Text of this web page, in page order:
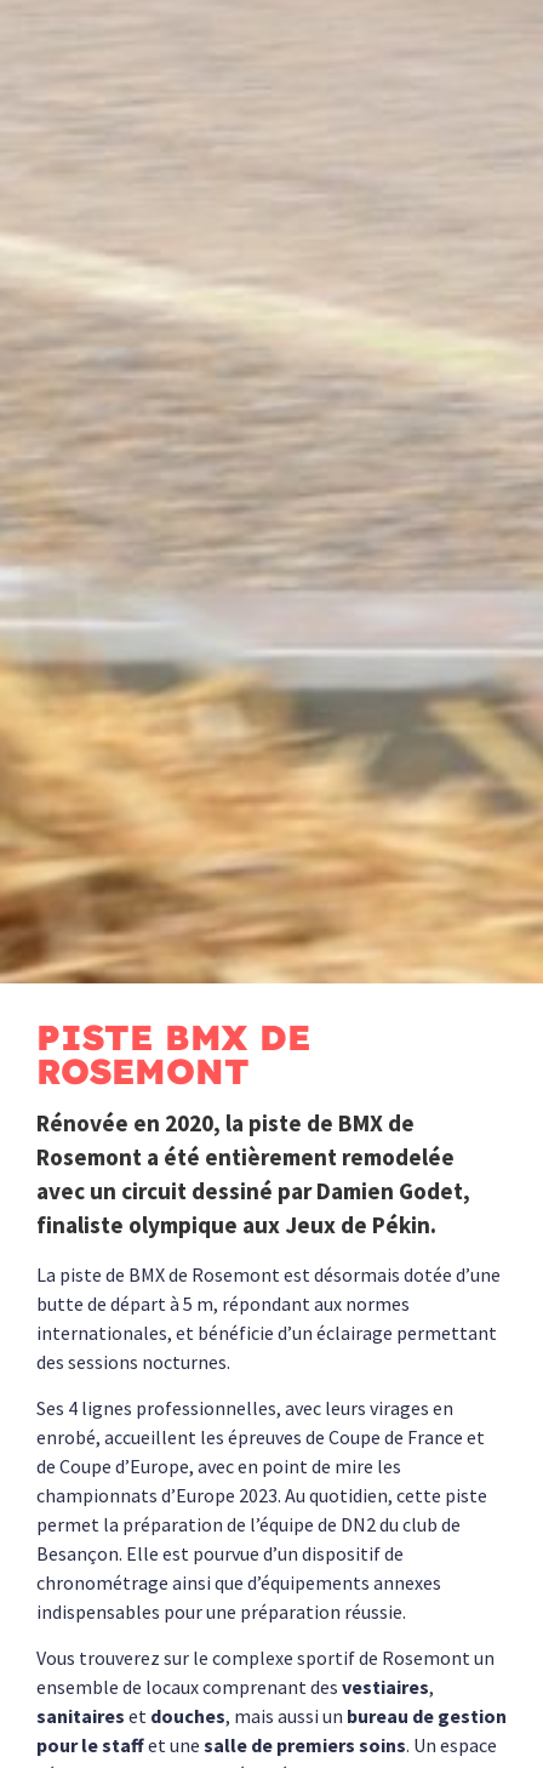
PISTE BMX DE
ROSEMONT
Rénovée en 2020, la piste de BMX de
Rosemont a été entièrement remodelée
avec un circuit dessiné par Damien Godet,
finaliste olympique aux Jeux de Pékin.
La piste de BMX de Rosemont est désormais dotée d’une
butte de départ à 5 m, répondant aux normes
internationales, et bénéficie d’un éclairage permettant
des sessions nocturnes.
Ses 4 lignes professionnelles, avec leurs virages en
enrobé, accueillent les épreuves de Coupe de France et
de Coupe d’Europe, avec en point de mire les
championnats d’Europe 2023. Au quotidien, cette piste
permet la préparation de l’équipe de DN2 du club de
Besançon. Elle est pourvue d’un dispositif de
chronométrage ainsi que d’équipements annexes
indispensables pour une préparation réussie.
Vous trouverez sur le complexe sportif de Rosemont un
ensemble de locaux comprenant des vestiaires,
sanitaires et douches, mais aussi un bureau de gestion
pour le staffet une salle de premiers soins. Un espace